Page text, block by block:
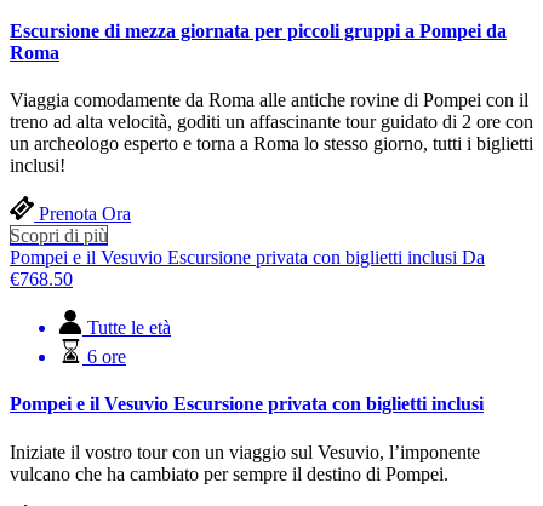
Escursione di mezza giornata per piccoli gruppi a Pompei da
Roma
Viaggia comodamente da Roma alle antiche rovine di Pompei con il
treno ad alta velocità, goditi un affascinante tour guidato di 2 ore con
un archeologo esperto e torna a Roma lo stesso giorno, tutti i biglietti
inclusi!
Prenota Ora
Scopri di più
Pompei e il Vesuvio Escursione privata con biglietti inclusi Da
€768.50
Tutte le età
6 ore
Pompei e il Vesuvio Escursione privata con biglietti inclusi
Iniziate il vostro tour con un viaggio sul Vesuvio, l’imponente
vulcano che ha cambiato per sempre il destino di Pompei.